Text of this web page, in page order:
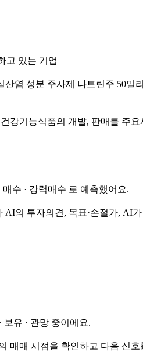
고 있는 기업
염 성분 주사제 나트린주 50밀
강기능식품의 개발, 판매를 주요
매수 · 강력매수 로 예측했어요.
의 투자의견, 목표·손절가, AI
보유 · 관망 중이에요.
매매 시점을 확인하고 다음 신호